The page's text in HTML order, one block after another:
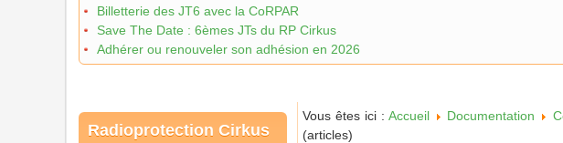
Billetterie des JT6 avec la CoRPAR
Save The Date : 6èmes JTs du RP Cirkus
Adhérer ou renouveler son adhésion en 2026
Radioprotection Cirkus
Vous êtes ici :Accueil Documentation
(articles)